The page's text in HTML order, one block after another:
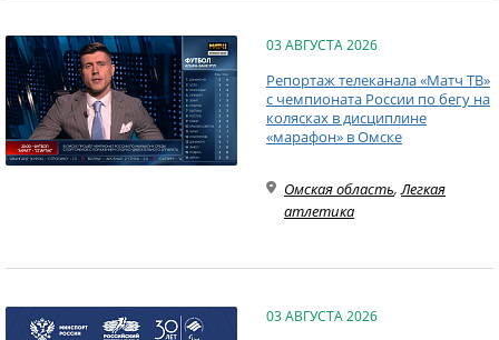
03 АВГУСТА 2026
Репортаж телеканала «Матч ТВ»
с чемпионата России по бегу на
колясках в дисциплине
«марафон» в Омске
Омская область,Легкая
атлетика
03 АВГУСТА 2026